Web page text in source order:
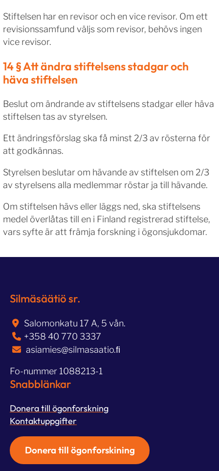
Stiftelsen har en revisor och en vice revisor. Om ett
revisionssamfund väljs som revisor, behövs ingen
vice revisor.
14 § Att ändra stiftelsens stadgar och
häva stiftelsen
Beslut om ändrande av stiftelsens stadgar eller häva
stiftelsen tas av styrelsen.
Ett ändringsförslag ska få minst 2/3 av rösterna för
att godkännas.
Styrelsen beslutar om hävande av stiftelsen om 2/3
av styrelsens alla medlemmar röstar ja till hävande.
Om stiftelsen hävs eller läggs ned, ska stiftelsens
medel överlåtas till en i Finland registrerad stiftelse,
vars syfte är att främja forskning i ögonsjukdomar.
Silmäsäätiö sr.
Salomonkatu 17 A, 5 vån.
+358 40 770 3337
asiamies@silmasaatio.ﬁ
Fo-nummer 1088213-1
Snabblänkar
Donera till ögonforskning
Kontaktuppgifter
Donera till ögonforskining